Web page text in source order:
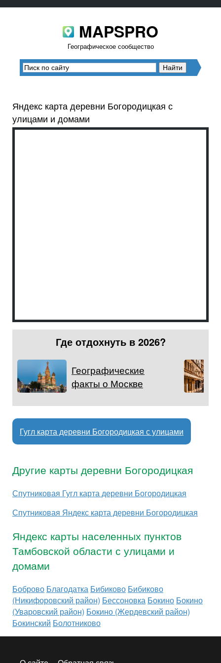
MAPSPRO
Географическое сообщество
Яндекс карта деревни Богородицкая с
улицами и домами
Где отдохнуть в 2026?
Географические
факты о Москве
Гугл карта деревни Богородицкая с улицами
Другие карты деревни Богородицкая
Спутниковая Гугл карта деревни Богородицкая
Спутниковая Яндекс карта деревни Богородицкая
Яндекс карты населенных пунктов
Тамбовской области с улицами и
домами
Боброво Благодатка Бибиково Бибиково
(Никифоровский район) Бессоновка Бокино Бокино
(Уваровский район) Бокино (Жердевский район)
Бокинский Болотниково